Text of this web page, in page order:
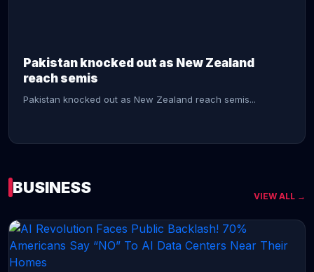
Pakistan knocked out as New Zealand
reach semis
Pakistan knocked out as New Zealand reach semis...
CONTINUE READING →
BUSINESS VIEW ALL →